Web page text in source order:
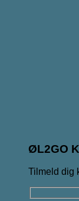
ØL2GO
Tilmeld dig